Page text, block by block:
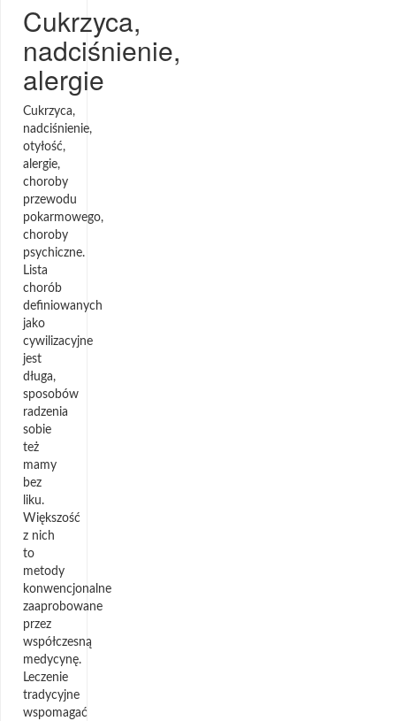
Cukrzyca,
nadciśnienie,
alergie
Cukrzyca,
nadciśnienie,
otyłość,
alergie,
choroby
przewodu
pokarmowego,
choroby
psychiczne.
Lista
chorób
definiowanych
jako
cywilizacyjne
jest
długa,
sposobów
radzenia
sobie
też
mamy
bez
liku.
Większość
z nich
to
metody
konwencjonalne
zaaprobowane
przez
współczesną
medycynę.
Leczenie
tradycyjne
wspomagać